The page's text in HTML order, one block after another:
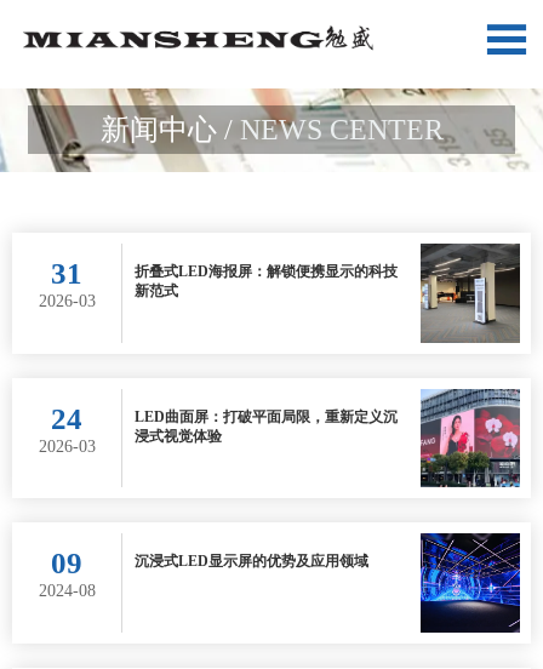

新闻中心 / NEWS CENTER
31
2026-03
折叠式LED海报屏：解锁便携显示的科技
新范式
24
2026-03
LED曲面屏：打破平面局限，重新定义沉
浸式视觉体验
09
2024-08
沉浸式LED显示屏的优势及应用领域